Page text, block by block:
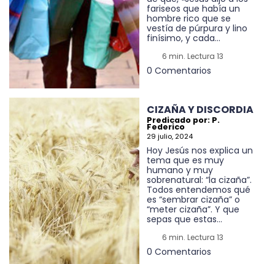
fariseos que había un
hombre rico que se
vestía de púrpura y lino
finísimo, y cada...
6 min. Lectura 13
0 Comentarios
CIZAÑA Y DISCORDIA
Predicado por: P.
Federico
29 julio, 2024
Hoy Jesús nos explica un
tema que es muy
humano y muy
sobrenatural: “la cizaña”.
Todos entendemos qué
es “sembrar cizaña” o
“meter cizaña”. Y que
sepas que estas...
6 min. Lectura 13
0 Comentarios